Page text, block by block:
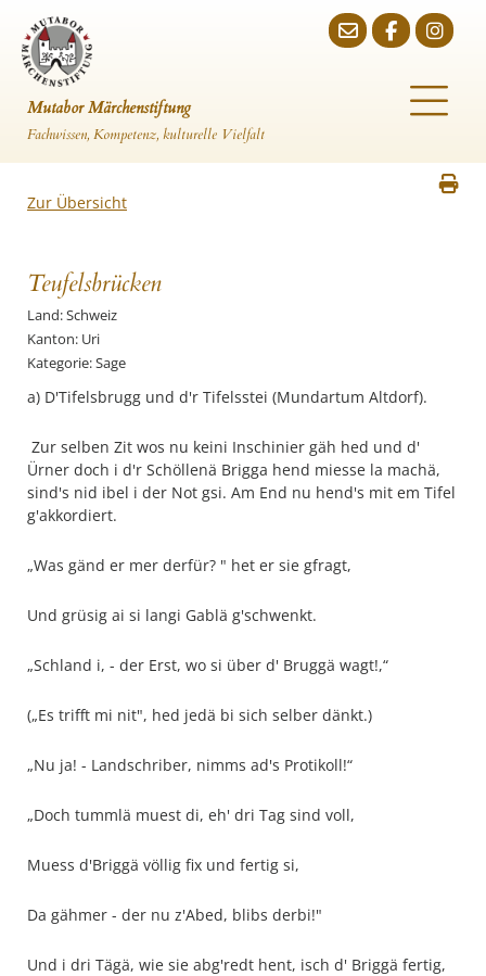
Mutabor Märchenstiftung
Fachwissen, Kompetenz, kulturelle Vielfalt
Zur Übersicht
Teufelsbrücken
Land: Schweiz
Kanton: Uri
Kategorie: Sage
a) D'Tifelsbrugg und d'r Tifelsstei (Mundartum Altdorf).
Zur selben Zit wos nu keini Inschinier gäh hed und d'
Ürner doch i d'r Schöllenä Brigga hend miesse la machä,
sind's nid ibel i der Not gsi. Am End nu hend's mit em Tifel
g'akkordiert.
„Was gänd er mer derfür? " het er sie gfragt,
Und grüsig ai si langi Gablä g'schwenkt.
„Schland i, - der Erst, wo si über d' Bruggä wagt!,“
(„Es trifft mi nit", hed jedä bi sich selber dänkt.)
„Nu ja! - Landschriber, nimms ad's Protikoll!“
„Doch tummlä muest di, eh' dri Tag sind voll,
Muess d'Briggä völlig fix und fertig si,
Da gähmer - der nu z'Abed, blibs derbi!"
Und i dri Tägä, wie sie abg'redt hent, isch d' Briggä fertig,